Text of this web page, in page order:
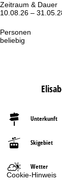
Cookie-Hinweis
Zeitraum & Dauer
10.08.26 –
Personen
beliebig
Unterkunft
Skigebiet
Wetter